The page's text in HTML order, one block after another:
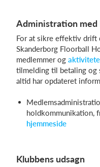
Administration med
For at sikre effektiv drift
Skanderborg Floorball
medlemmer og
tilmelding til betaling og
altid har opdateret
holdkommunikation,
hjemmeside
Klubbens udsagn